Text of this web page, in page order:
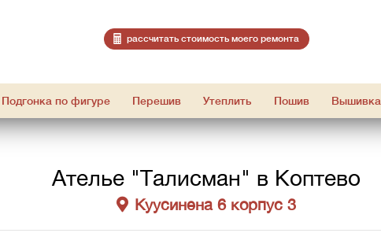
расcчитать стоимость моего ремонта
Подгонка по фигуре Перешив Утеплить Пошив Вышивка
Ателье "Талисман" в Коптево
Куусинена 6 корпус 3